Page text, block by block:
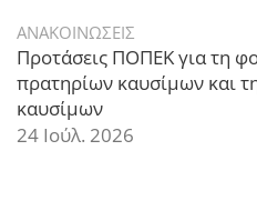
ΑΝΑΚΟΙΝΩΣΕΙΣ
Προτάσεις ΠΟΠΕΚ για τη
πρατηρίων καυσίμων και
καυσίμων
24 Ιούλ. 2026